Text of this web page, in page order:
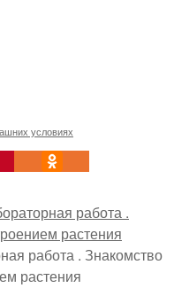
условиях
работа . Знакомство
растения